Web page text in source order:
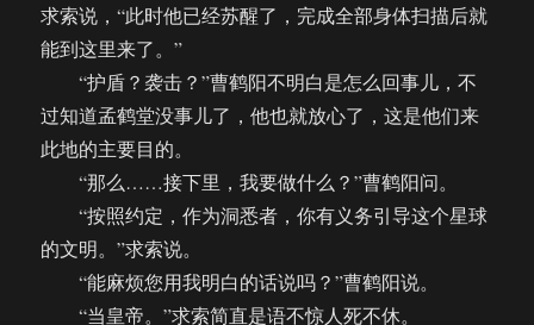
求索说，“此时他已经苏醒了，完成全部身体扫描后就
能到这里来了。”
“护盾？袭击？”曹鹤阳不明白是怎么回事儿，不
过知道孟鹤堂没事儿了，他也就放心了，这是他们来
此地的主要目的。
“那么……接下里，我要做什么？”曹鹤阳问。
“按照约定，作为洞悉者，你有义务引导这个星球
的文明。”求索说。
“能麻烦您用我明白的话说吗？”曹鹤阳说。
“当皇帝。”求索简直是语不惊人死不休。